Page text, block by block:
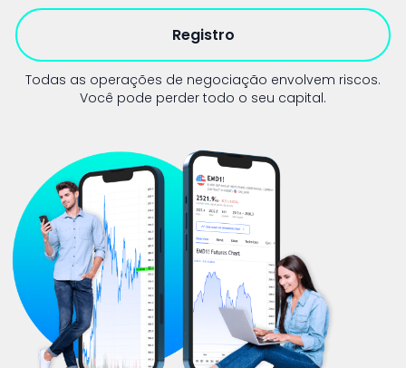
Registro
Todas as operações de negociação envolvem riscos.
Você pode perder todo o seu capital.